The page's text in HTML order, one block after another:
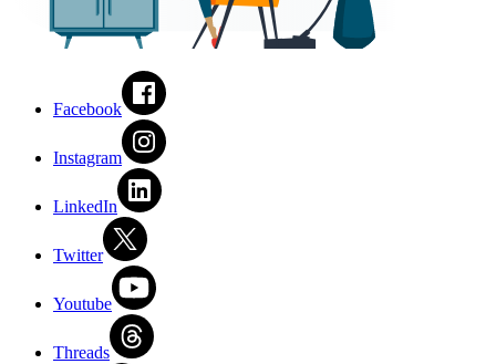
Facebook
Instagram
LinkedIn
Twitter
Youtube
Threads